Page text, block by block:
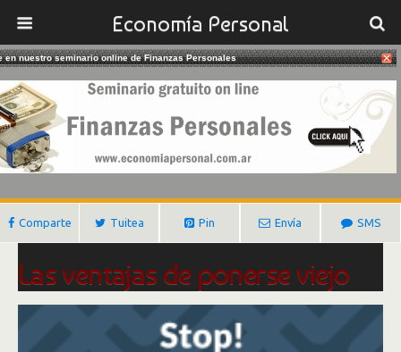
Economía Personal
24/01/2017
La Virtud De La Longevidad
Gustavo Ibañez Padilla
Comparte Tuitea Pin Envía SMS
Las ventajas de ponerse viejo
La longevidad es la recompensa de la virtud
Simone de Beauvoir
en nuestro seminario online de Finanzas Personales